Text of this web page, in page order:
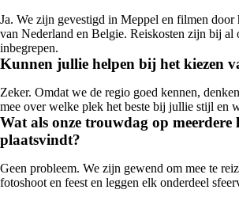
Ja. We zijn gevestigd in Meppel en filmen door
van Nederland en Belgie. Reiskosten zijn bij al
inbegrepen.
Kunnen jullie helpen bij het kiezen
Zeker. Omdat we de regio goed kennen,
mee over welke plek het beste bij jullie stijl en
Wat als onze trouwdag op meerdere
plaatsvindt?
Geen probleem. We zijn gewend om mee te
fotoshoot en feest en leggen elk onderdeel